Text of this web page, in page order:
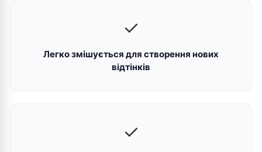
✓
Легко змішується для створення нових
відтінків
✓